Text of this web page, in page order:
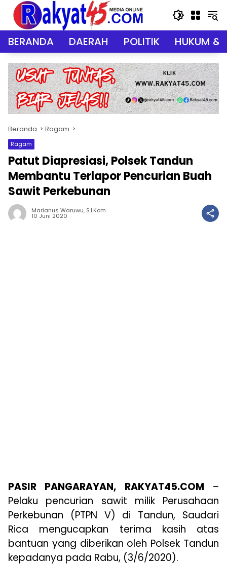
Langsung
konten
BERANDA DAERAH POLITIK HUKUM &
Beranda Ragam
Ragam
Patut Diapresiasi, Polsek Tandun
Membantu Terlapor Pencurian Buah
Sawit Perkebunan
Marianus Waruwu, S.I.Kom
10 Juni 2020
PASIR PANGARAYAN, RAKYAT45.COM –
Pelaku pencurian sawit milik Perusahaan
Perkebunan (PTPN V) di Tandun, Saudari
Rica mengucapkan terima kasih atas
bantuan yang diberikan oleh Polsek Tandun
kepadanya pada Rabu, (3/6/2020).